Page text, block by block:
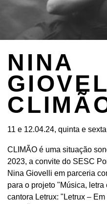
NINA
11 e 12.04.24, quinta e
CLIMÃO é uma situação
2023, a convite do SESC
Nina Giovelli em parceria
para o projeto "Música,
cantora Letrux: "Letrux –